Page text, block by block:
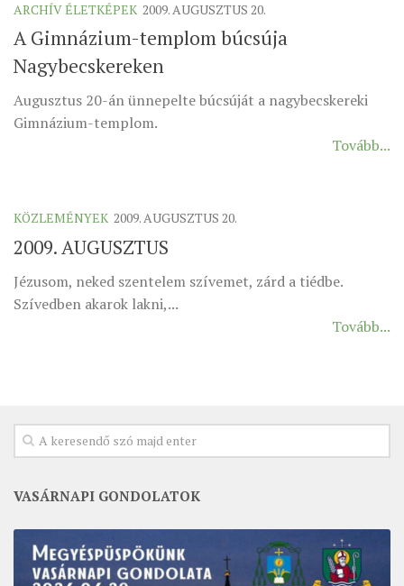
IN MEMORIAM
PLÉBÁNIÁK
ÉSZAKI ESPERESSÉG
KÖZPONTI ESPERESSÉG
ZSINATI TAGOK
ZSINATI HÍREK-ÚJSÁG
PASZTORÁLSZOCIOLÓGIAI FELMÉRÉS
KISKORÚAK VÉDELME
ARCHÍV ÉLETKÉPEK 2009. AUGUSZTUS 20.
A Gimnázium-templom búcsúja
Nagybecskereken
Augusztus 20-án ünnepelte búcsúját a nagybecskereki
Gimnázium-templom.
Tovább...
KÖZLEMÉNYEK 2009. AUGUSZTUS 20.
2009. AUGUSZTUS
Jézusom, neked szentelem szívemet, zárd a tiédbe.
Szívedben akarok lakni,...
Tovább...
VASÁRNAPI GONDOLATOK